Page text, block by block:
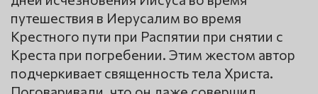
путешествия в Иерусалим во время
Крестного пути при Распятии при снятии с
Креста при погребении. Этим жестом автор
подчеркивает священность тела Христа.